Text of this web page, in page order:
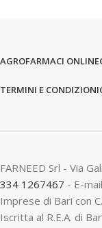
AGROFARMACI ONLINE
TERMINI E CONDIZIONI
FARNEED Srl - Via
334 1267467 - E-
Imprese di Bari con
Iscritta al R.E.A. di